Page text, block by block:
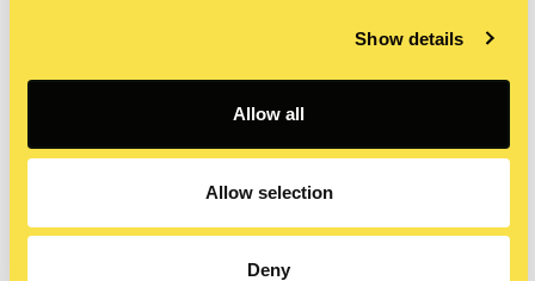
Show details
Allow all
Allow selection
Deny
Wir luden Büroangestellte, für die Tageslicht zu
Für Staples erschufen wir so eine visuelle